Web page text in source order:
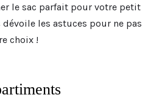
le sac parfait pour votre petit
les astuces pour ne pas
choix !